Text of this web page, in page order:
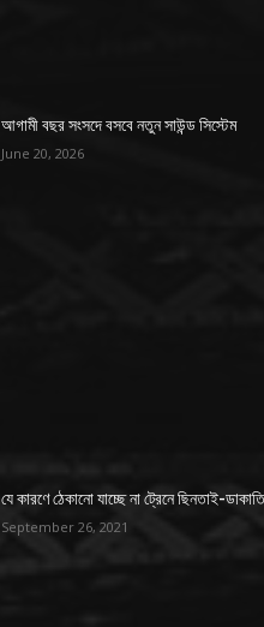
আগামী বছর সংসদে বসবে নতুন সাউন্ড সিস্টেম
June 20, 2026
যে কারণে ঠেকানো যাচ্ছে না ট্রেনে ছিনতাই-ডাকাতি
September 26, 2021